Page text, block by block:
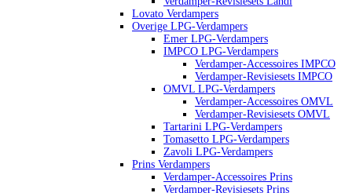
Lovato Verdampers
Overige LPG-Verdampers
Emer LPG-Verdampers
IMPCO LPG-Verdampers
Verdamper-Accessoires IMPCO
Verdamper-Revisiesets IMPCO
OMVL LPG-Verdampers
Verdamper-Accessoires OMVL
Verdamper-Revisiesets OMVL
Tartarini LPG-Verdampers
Tomasetto LPG-Verdampers
Zavoli LPG-Verdampers
Prins Verdampers
Verdamper-Accessoires Prins
Verdamper-Revisiesets Prins